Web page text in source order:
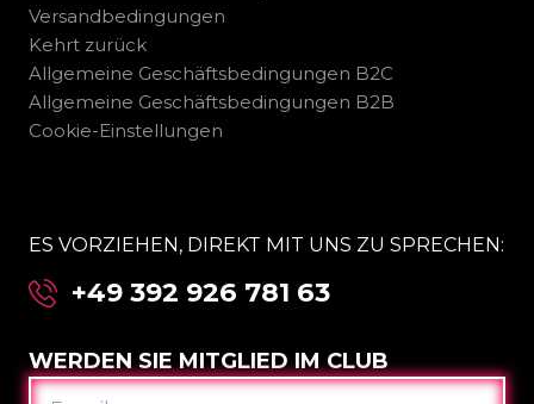
Versandbedingungen
Kehrt zurück
Allgemeine Geschäftsbedingungen B2C
Allgemeine Geschäftsbedingungen B2B
Cookie-Einstellungen
ES VORZIEHEN, DIREKT MIT UNS ZU SPRECHEN:
+49 392 926 781 63
WERDEN SIE MITGLIED IM CLUB
E-